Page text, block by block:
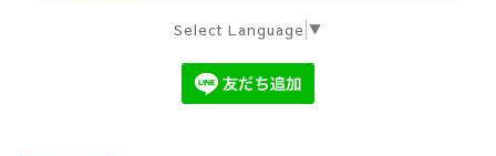
Select Language ▼